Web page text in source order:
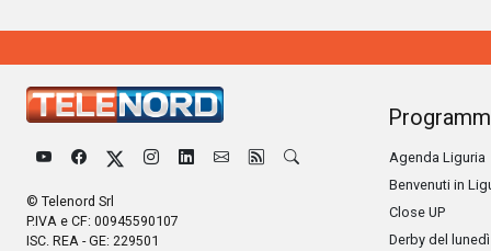
© Telenord Srl
P.IVA e CF: 00945590107
ISC. REA - GE: 229501
Agenda Liguria
Benvenuti in
Close UP
Derby del lunedì